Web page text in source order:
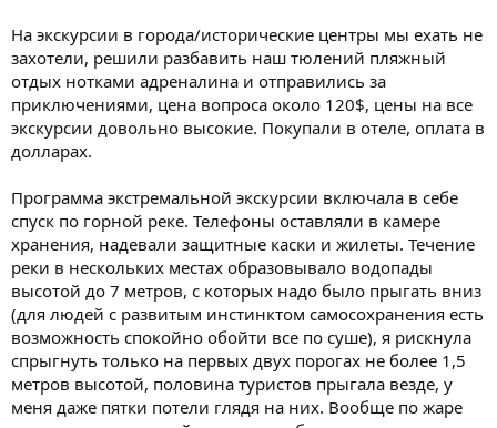
На экскурсии в города/исторические центры мы ехать не
захотели, решили разбавить наш тюлений пляжный
отдых нотками адреналина и отправились за
приключениями, цена вопроса около 120$, цены на все
экскурсии довольно высокие. Покупали в отеле, оплата в
долларах.
Программа экстремальной экскурсии включала в себе
спуск по горной реке. Телефоны оставляли в камере
хранения, надевали защитные каски и жилеты. Течение
реки в нескольких местах образовывало водопады
высотой до 7 метров, с которых надо было прыгать вниз
(для людей с развитым инстинктом самосохранения есть
возможность спокойно обойти все по суше), я рискнула
спрыгнуть только на первых двух порогах не более 1,5
метров высотой, половина туристов прыгала везде, у
меня даже пятки потели глядя на них. Вообще по жаре